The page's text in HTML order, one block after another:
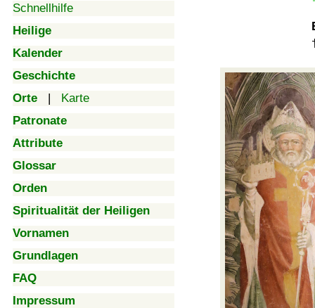
Schnellhilfe
Heilige
Kalender
Geschichte
Orte | Karte
Patronate
Attribute
Glossar
Orden
Spiritualität der Heiligen
Vornamen
Grundlagen
FAQ
Impressum